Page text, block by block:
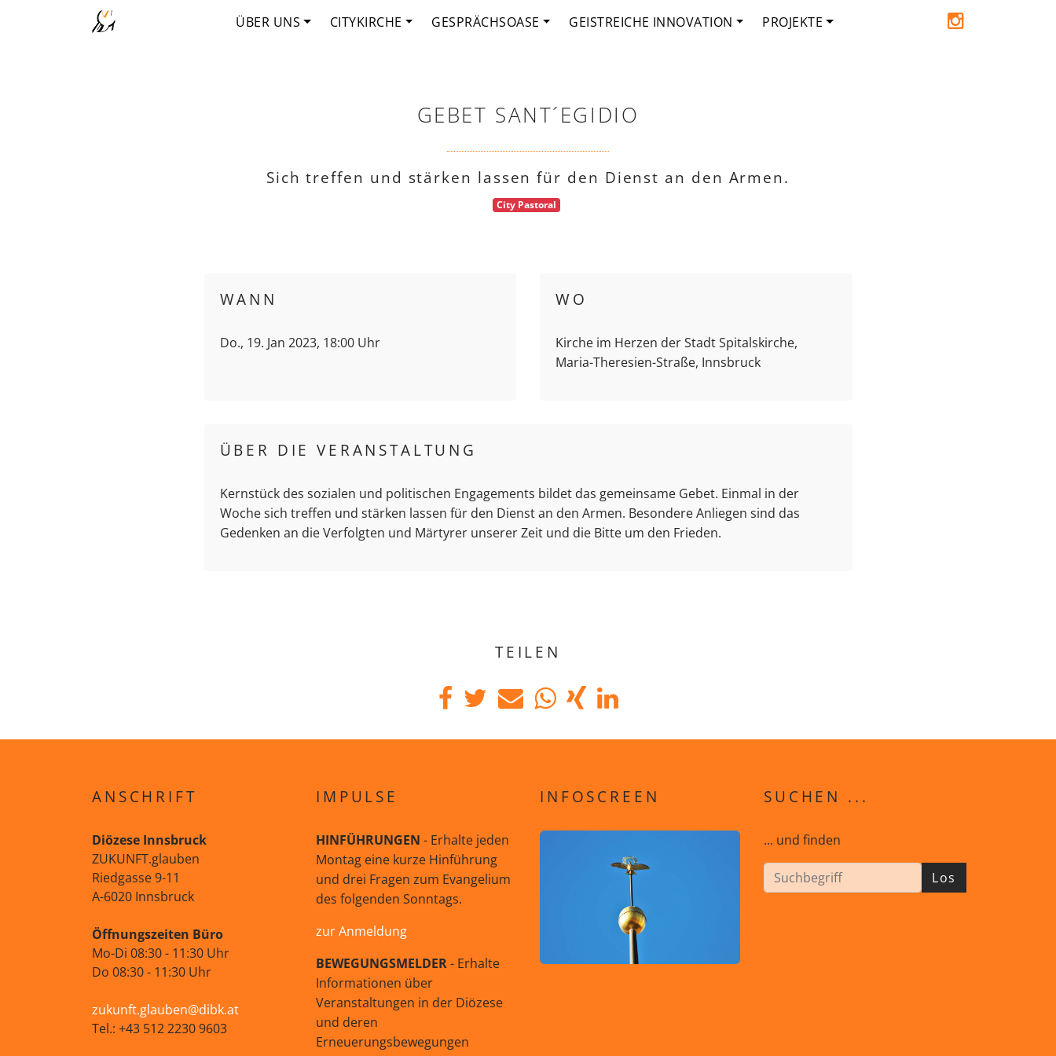
ÜBER UNS CITYKIRCHE GESPRÄCHSOASE GEISTREICHE INNOVATION PROJEKTE
GEBET SANT´EGIDIO
Sich treffen und stärken lassen für den Dienst an den Armen.
City Pastoral
WANN
Do., 19. Jan 2023, 18:00 Uhr
WO
Kirche im Herzen der Stadt Spitalskirche,
Maria-Theresien-Straße, Innsbruck
ÜBER DIE VERANSTALTUNG
Kernstück des sozialen und politischen Engagements bildet das gemeinsame Gebet. Einmal in der
Woche sich treffen und stärken lassen für den Dienst an den Armen. Besondere Anliegen sind das
Gedenken an die Verfolgten und Märtyrer unserer Zeit und die Bitte um den Frieden.
TEILEN
ANSCHRIFT
Diözese Innsbruck
ZUKUNFT.glauben
Riedgasse 9-11
A-6020 Innsbruck
Öffnungszeiten Büro
Mo-Di 08:30 - 11:30 Uhr
Do 08:30 - 11:30 Uhr
zukunft.glauben@dibk.at
Tel.: +43 512 2230 9603
IMPULSE
HINFÜHRUNGEN - Erhalte jeden
Montag eine kurze Hinführung
und drei Fragen zum Evangelium
des folgenden Sonntags.
zur Anmeldung
BEWEGUNGSMELDER- Erhalte
Informationen über
Veranstaltungen in der Diözese
und deren
Erneuerungsbewegungen
INFOSCREEN SUCHEN ...
... und finden
Los